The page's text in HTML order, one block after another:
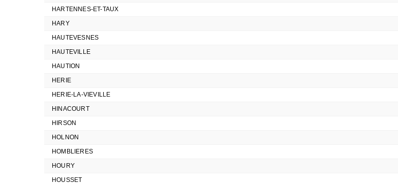
HARTENNES-ET-TAUX
HARY
HAUTEVESNES
HAUTEVILLE
HAUTION
HERIE
HERIE-LA-VIEVILLE
HINACOURT
HIRSON
HOLNON
HOMBLIERES
HOURY
HOUSSET